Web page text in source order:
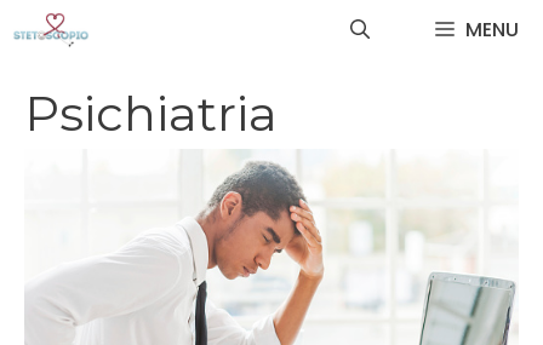
MENU
Psichiatria